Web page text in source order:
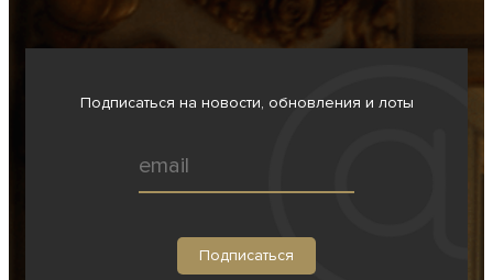
Подписаться на новости, обновления и лоты